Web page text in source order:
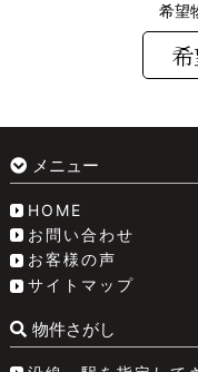
希望
メニュー
HOME
お問い合わせ
お客様の声
サイトマップ
物件さがし